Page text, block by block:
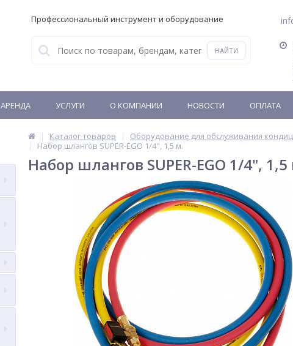
Профессиональный инструмент и оборудование
АРЕНДА УСЛУГИ О КОМПАНИИ НОВОСТИ ОПЛАТА
Каталог товаров
Оборудование для обслуживания
Набор шлангов SUPER-EGO 1/4", 1,5 м.
Набор шлангов SUPER-EGO 1/4", 1,5